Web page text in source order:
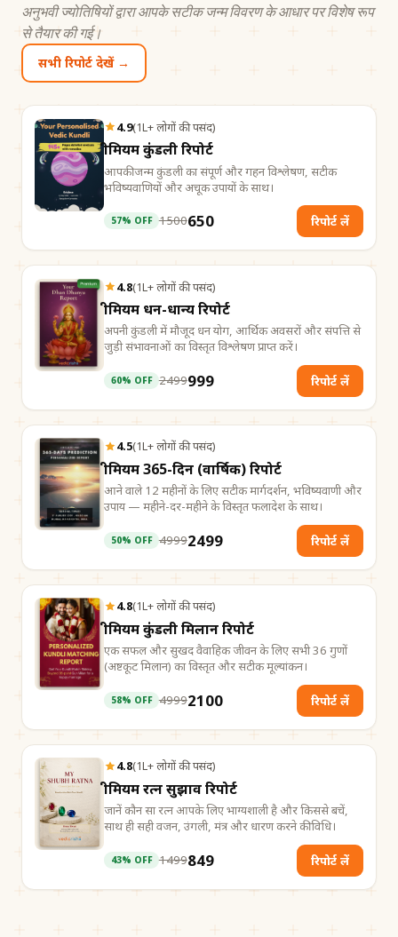
अनुभवी ज्योतिषियों द्वारा आपके सटीक जन्म विवरण के आधार पर विशेष रूप
से तैयार की गई।
सभी रिपोर्ट देखें →
4.9(1L+ लोगों की पसंद)
प्रीमियम कुंडली रिपोर्ट
आपकी जन्म कुंडली का संपूर्ण और गहन विश्लेषण, सटीक
भविष्यवाणियों और अचूक उपायों के साथ।
57% OFF 1500650 रिपोर्ट लें
4.8(1L+ लोगों की पसंद)
प्रीमियम धन-धान्य रिपोर्ट
अपनी कुंडली में मौजूद धन योग, आर्थिक अवसरों और संपत्ति से
जुड़ी संभावनाओं का विस्तृत विश्लेषण प्राप्त करें।
60% OFF 2499999 रिपोर्ट लें
4.5(1L+ लोगों की पसंद)
प्रीमियम 365-दिन (वार्षिक) रिपोर्ट
आने वाले 12 महीनों के लिए सटीक मार्गदर्शन, भविष्यवाणी और
उपाय — महीने-दर-महीने के विस्तृत फलादेश के साथ।
50% OFF 49992499 रिपोर्ट लें
4.8(1L+ लोगों की पसंद)
प्रीमियम कुंडली मिलान रिपोर्ट
एक सफल और सुखद वैवाहिक जीवन के लिए सभी 36 गुणों
(अष्टकूट मिलान) का विस्तृत और सटीक मूल्यांकन।
58% OFF 49992100 रिपोर्ट लें
4.8(1L+ लोगों की पसंद)
प्रीमियम रत्न सुझाव रिपोर्ट
जानें कौन सा रत्न आपके लिए भाग्यशाली है और किससे बचें,
साथ ही सही वजन, उंगली, मंत्र और धारण करने की विधि।
43% OFF 1499849 रिपोर्ट लें